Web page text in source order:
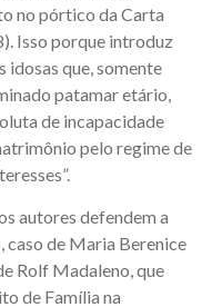
no pórtico da Carta
Isso porque introduz
idosas que, somente
patamar etário,
de incapacidade
pelo regime de
autores defendem a
caso de Maria Berenice
Rolf Madaleno, que
de Família na